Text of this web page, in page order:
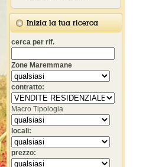
Inizia la tua ricerca
cerca per rif.
Zone Maremmane
contratto:
Macro Tipologia
locali:
prezzo: